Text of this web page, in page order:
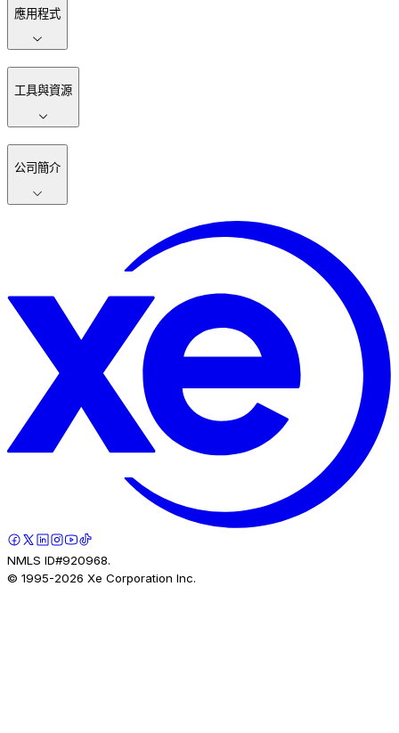
應用程式
工具與資源
公司簡介
NMLS ID#920968.
© 1995-2026 Xe Corporation Inc.